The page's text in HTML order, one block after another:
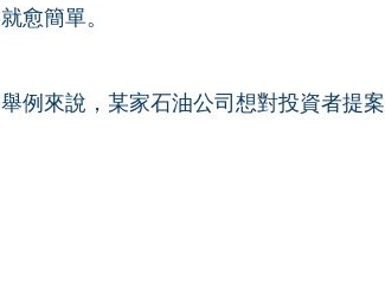
就愈簡單。
舉例來說，某家石油公司想對投資者提